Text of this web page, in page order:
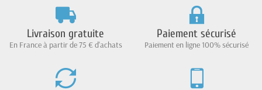
Livraison gratuite
En France à partir de 75 € d'achats
Paiement sécurisé
Paiement en ligne 100% sécurisé